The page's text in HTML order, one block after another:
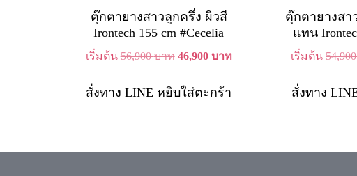
ตุ๊กตายางสาวลูกครึ่ง ผิวสี
Irontech 155 cm #Cecelia
เริ่มต้น56,900บาท Original
was:
46,900 บาทCurrent
สั่งทาง LINE หยิบใส่ตะกร้า
ตุ๊กตายางสา
แทน
เริ่มต้น
สั่งทาง